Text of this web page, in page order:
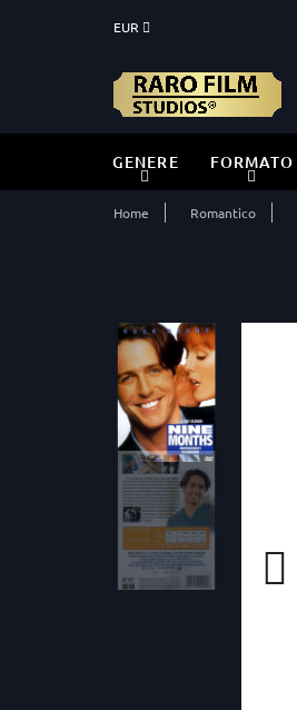
EUR
GENERE FORMATO
Home Romantico